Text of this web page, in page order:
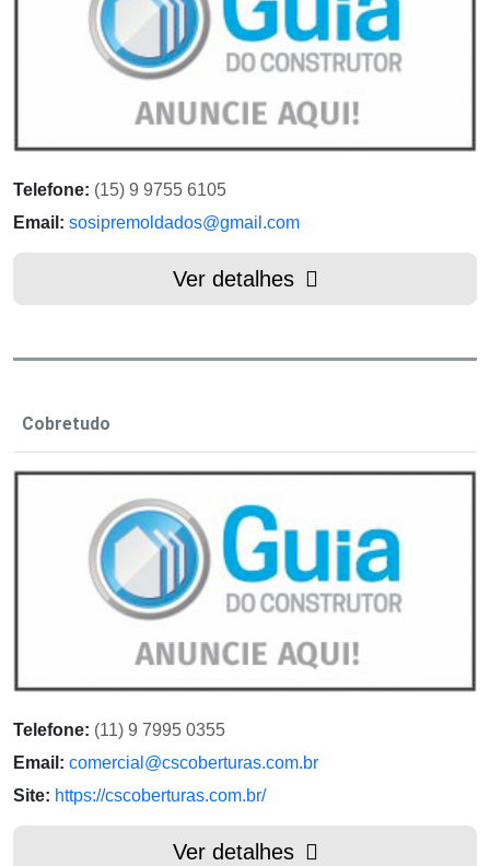
Telefone: (15) 9 9755 6105
Email: sosipremoldados@gmail.com
Ver detalhes
Cobretudo
Telefone: (11) 9 7995 0355
Email: comercial@cscoberturas.com.br
Site: https://cscoberturas.com.br/
Ver detalhes